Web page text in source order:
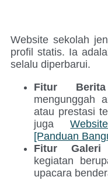
Website sekolah
profil statis. Ia
selalu diperbarui.
Fitur Berita
mengunggah
atau prestasi
juga
[Panduan
Fitur Galeri
kegiatan
upacara